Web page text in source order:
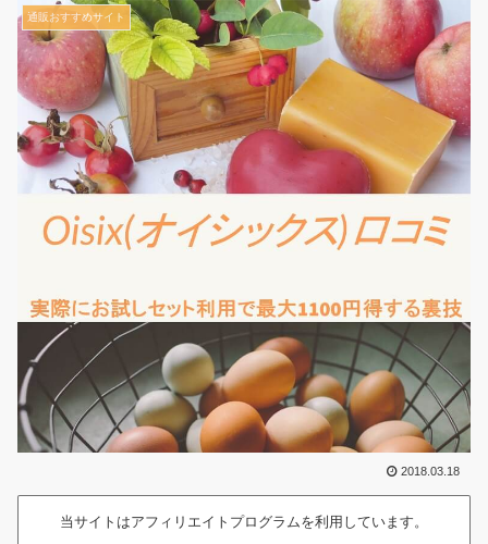
通販おすすめサイト
2018.03.18
当サイトはアフィリエイトプログラムを利用しています。